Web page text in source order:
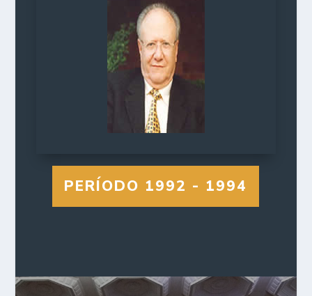
PERÍODO 1992 - 1994